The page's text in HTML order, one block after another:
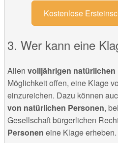
Kostenlose
Wer kann eine
Allen volljährigen natürlichen
Möglichkeit offen, eine Klage
einzureichen. Dazu können
von natürlichen Personen,
Gesellschaft bürgerlichen
Personen eine Klage erheben.